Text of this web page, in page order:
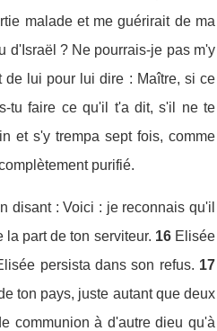
malade et me guérirait de ma
d'Israël ? Ne pourrais-je pas m'y
de lui pour lui dire : Maître, si ce
tu faire ce qu'il t'a dit, s'il ne te
et s'y trempa sept fois, comme
purifié.
disant : Voici : je reconnais qu'il
part de ton serviteur. 16 Elisée
persista dans son refus. 17
ton pays, juste autant que deux
communion à d'autre dieu qu'à